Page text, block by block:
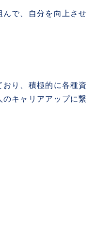
で、自分を向上させ
り、積極的に各種資
キャリアアップに繋